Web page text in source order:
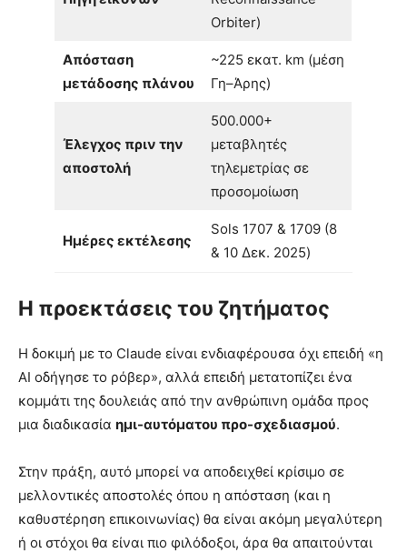
Orbiter)
Απόσταση
μετάδοσης πλάνου
~225 εκατ. km (μέση
Γη–Άρης)
Έλεγχος πριν την
αποστολή
500.000+
μεταβλητές
τηλεμετρίας σε
προσομοίωση
Ημέρες εκτέλεσης
Sols 1707 & 1709 (8
& 10 Δεκ. 2025)
Η προεκτάσεις του ζητήματος
Η δοκιμή με το Claude είναι ενδιαφέρουσα όχι επειδή «η
AI οδήγησε το ρόβερ», αλλά επειδή μετατοπίζει ένα
κομμάτι της δουλειάς από την ανθρώπινη ομάδα προς
μια διαδικασία ημι-αυτόματου προ-σχεδιασμού.
Στην πράξη, αυτό μπορεί να αποδειχθεί κρίσιμο σε
μελλοντικές αποστολές όπου η απόσταση (και η
καθυστέρηση επικοινωνίας) θα είναι ακόμη μεγαλύτερη
ή οι στόχοι θα είναι πιο φιλόδοξοι, άρα θα απαιτούνται